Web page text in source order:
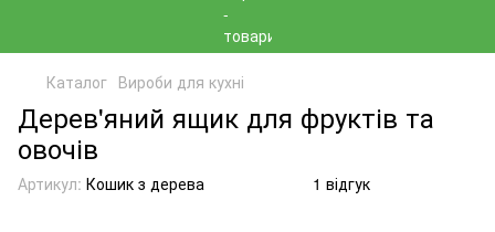
Каталог Вироби для кухні
Дерев'яний ящик для фруктів та
овочів
Артикул: Кошик з дерева 1 відгук